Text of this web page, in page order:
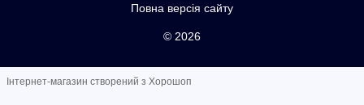
Повна версія сайту
© 2026
Інтернет-магазин створений з Хорошоп